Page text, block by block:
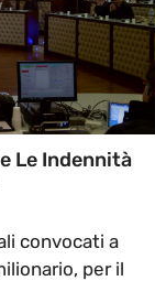
Le Indennità
convocati a
per il